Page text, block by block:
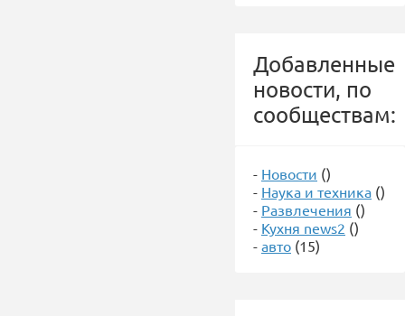
Добавленные
новости, по
сообществам:
- Новости ()
- Наука и техника ()
- Развлечения ()
- Кухня news2 ()
- авто (15)